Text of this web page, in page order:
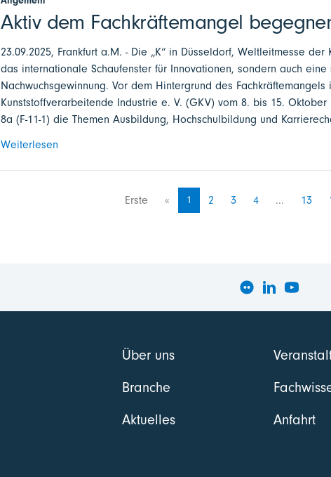
Aktiv dem Fachkräftemangel
23.09.2025, Frankfurt a.M. - Die „K“ in Düsseldorf, Weltleitmesse
das internationale Schaufenster für Innovationen, sondern auch
Nachwuchsgewinnung. Vor dem Hintergrund des
Kunststoffverarbeitende Industrie e. V. (GKV) vom 8. bis 15.
8a (F-11-1) die Themen Ausbildung, Hochschulbildung und
Weiterlesen
Erste « 1 2 3 4 ... 13
Über uns
Branche
Aktuelles
Anfahrt